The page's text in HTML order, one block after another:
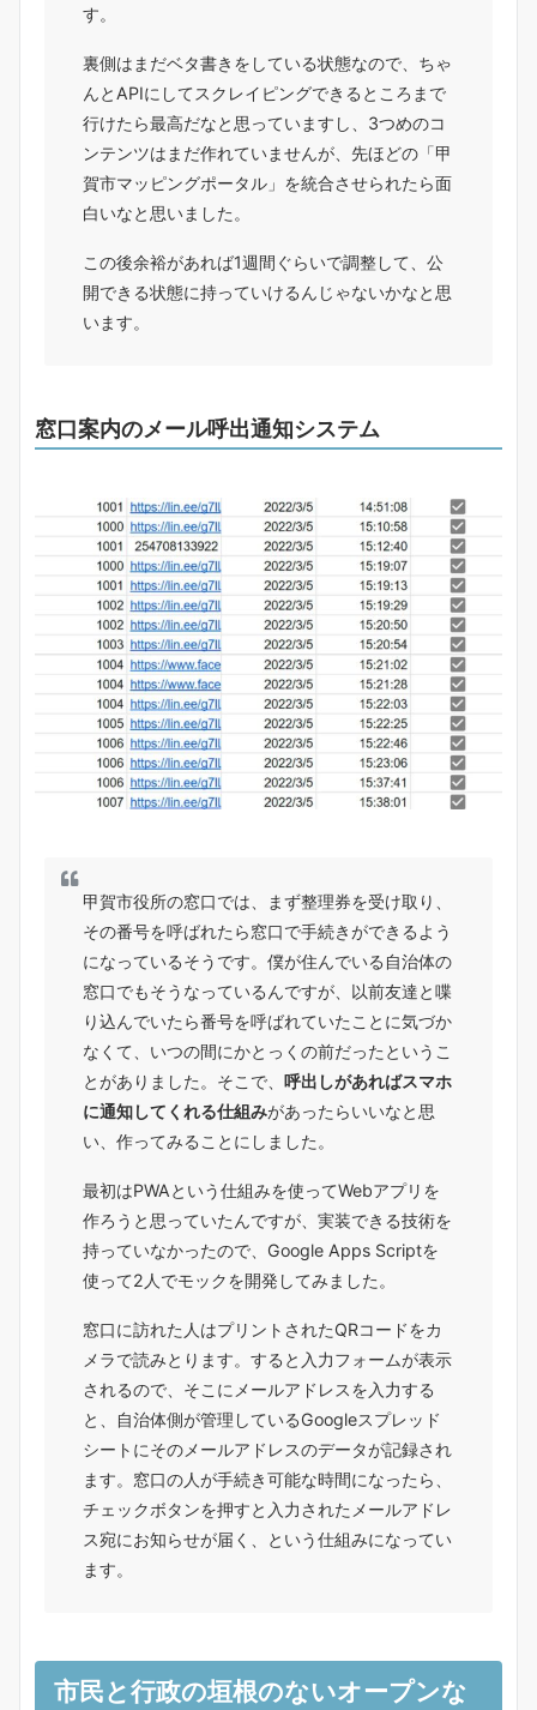
す。
裏側はまだベタ書きをしている状態なので、ちゃ
んとAPIにしてスクレイピングできるところまで
行けたら最高だなと思っていますし、3つめのコ
ンテンツはまだ作れていませんが、先ほどの「甲
賀市マッピングポータル」を統合させられたら面
白いなと思いました。
この後余裕があれば1週間ぐらいで調整して、公
開できる状態に持っていけるんじゃないかなと思
います。
窓口案内のメール呼出通知システム
甲賀市役所の窓口では、まず整理券を受け取り、
その番号を呼ばれたら窓口で手続きができるよう
になっているそうです。僕が住んでいる自治体の
窓口でもそうなっているんですが、以前友達と喋
り込んでいたら番号を呼ばれていたことに気づか
なくて、いつの間にかとっくの前だったというこ
とがありました。そこで、 呼出しがあればスマホ
に通知してくれる仕組みがあったらいいなと思
い、作ってみることにしました。
最初はPWAという仕組みを使ってWebアプリを
作ろうと思っていたんですが、実装できる技術を
持っていなかったので、Google Apps Scriptを
使って2人でモックを開発してみました。
窓口に訪れた人はプリントされたQRコードをカ
メラで読みとります。すると入力フォームが表示
されるので、そこにメールアドレスを入力する
と、自治体側が管理しているGoogleスプレッド
シートにそのメールアドレスのデータが記録され
ます。窓口の人が手続き可能な時間になったら、
チェックボタンを押すと入力されたメールアドレ
ス宛にお知らせが届く、という仕組みになってい
ます。
市民と行政の垣根のないオープンな